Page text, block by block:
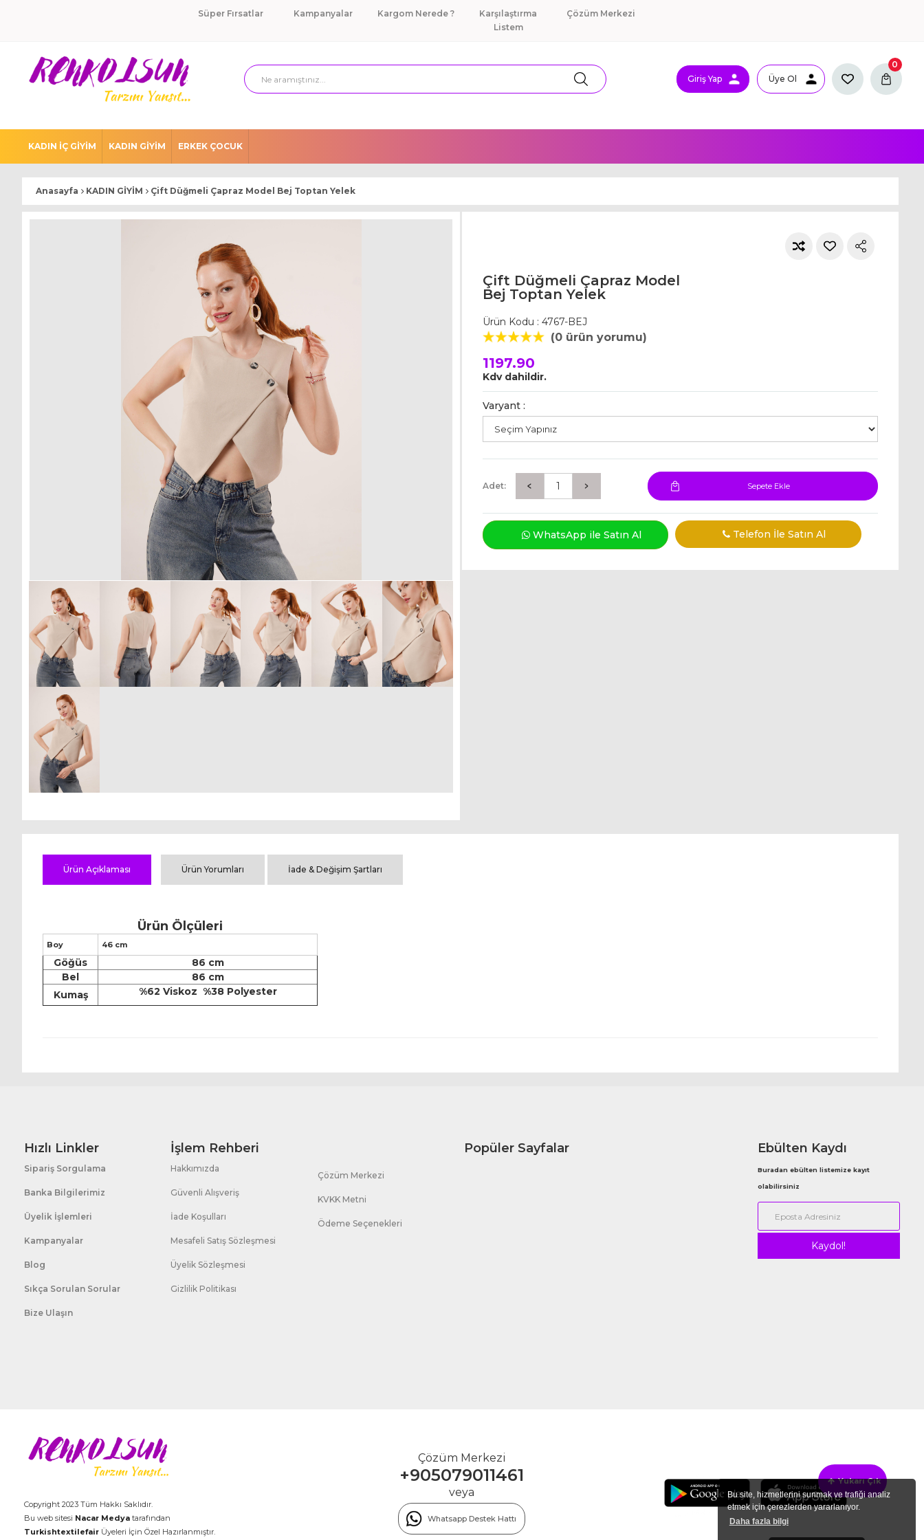
Bu site, hizmetlerini sunmak ve trafiği analiz
etmek için çerezlerden yararlanıyor.
Daha fazla bilgi
Süper Fırsatlar Kampanyalar Kargom Nerede ?
Karşılaştırma
Listem
Çözüm Merkezi
Yukarı Çık
Giriş Yap Üye Ol
0
KADIN İÇ GİYİM KADIN GİYİM ERKEK ÇOCUK
Anasayfa KADIN GİYİM Çift Düğmeli Çapraz Model Bej Toptan Yelek
Çift Düğmeli Çapraz Model
Bej Toptan Yelek
Ürün Kodu : 4767-BEJ
(0 ürün yorumu)
1197.90
Kdv dahildir.
Varyant :
Adet: Sepete Ekle
WhatsApp ile Satın Al Telefon İle Satın Al
Ürün Açıklaması Ürün Yorumları İade & Değişim Şartları
Ürün Ölçüleri
Boy 46 cm
Göğüs
86 cm
Bel
86 cm
Kumaş
%62 Viskoz %38 Polyester
Hızlı Linkler
Sipariş Sorgulama
Banka Bilgilerimiz
Üyelik İşlemleri
Kampanyalar
Blog
Sıkça Sorulan Sorular
Bize Ulaşın
İşlem Rehberi
Hakkımızda
Güvenli Alışveriş
İade Koşulları
Mesafeli Satış Sözleşmesi
Üyelik Sözleşmesi
Gizlilik Politikası
Çözüm Merkezi
KVKK Metni
Ödeme Seçenekleri
Popüler Sayfalar Ebülten Kaydı
Buradan ebülten listemize kayıt
olabilirsiniz
Copyright 2023 Tüm Hakkı Saklıdır.
Bu web sitesi Nacar Medya tarafından
Turkishtextilefair Üyeleri İçin Özel Hazırlanmıştır.
Çözüm Merkezi
+905079011461
veya
Whatsapp Destek Hattı